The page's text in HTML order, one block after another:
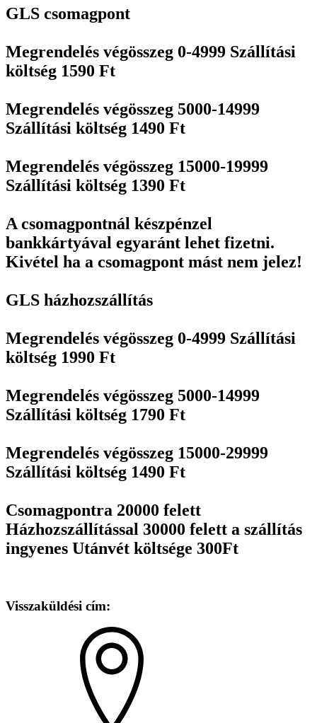
GLS csomagpont
Megrendelés végösszeg 0-4999 Szállítási
költség 1590 Ft
Megrendelés végösszeg 5000-14999
Szállítási költség 1490 Ft
Megrendelés végösszeg 15000-19999
Szállítási költség 1390 Ft
A csomagpontnál készpénzel
bankkártyával egyaránt lehet fizetni.
Kivétel ha a csomagpont mást nem jelez!
GLS házhozszállítás
Megrendelés végösszeg 0-4999 Szállítási
költség 1990 Ft
Megrendelés végösszeg 5000-14999
Szállítási költség 1790 Ft
Megrendelés végösszeg 15000-29999
Szállítási költség 1490 Ft
Csomagpontra 20000 felett
Házhozszállítással 30000 felett a szállítás
ingyenes Utánvét költsége 300Ft
Visszaküldési cím: